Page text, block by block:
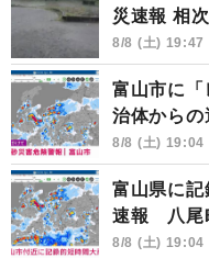
災速報 相
8/8 (土) 19:47
富山市に
治体からの
8/8 (土) 19:04
富山県に記
速報 八尾
8/8 (土) 19:04